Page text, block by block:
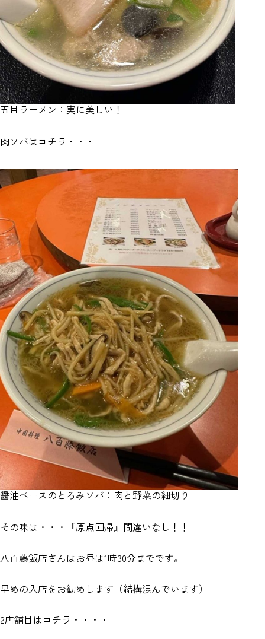
五目ラーメン：実に美しい！
肉ソバはコチラ・・・
醤油ベースのとろみソバ：肉と野菜の細切り
その味は・・・『原点回帰』間違いなし！！
八百藤飯店さんはお昼は1時30分までです。
早めの入店をお勧めします（結構混んでいます）
2店舗目はコチラ・・・・